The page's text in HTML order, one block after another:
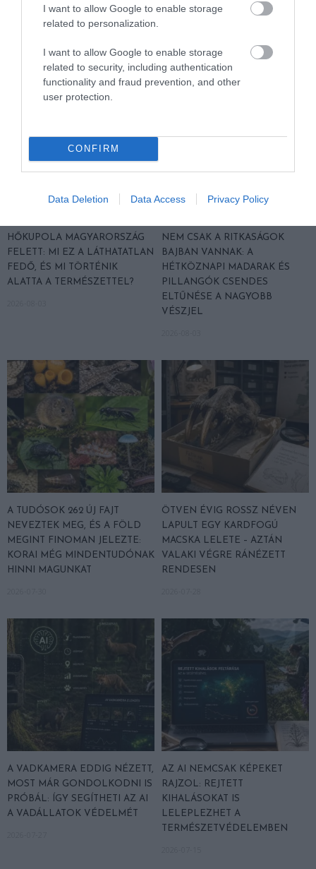
I want to allow Google to enable storage
related to personalization.
I want to allow Google to enable storage
related to security, including authentication
functionality and fraud prevention, and other
user protection.
CONFIRM
Data Deletion Data Access Privacy Policy
NYUGODT
EUKALIPTUSZRÁGCSÁLÁS
500 EDDIG ISMERETLEN
HŐKUPOLA MAGYARORSZÁG
FELETT: MI EZ A LÁTHATATLAN
FEDŐ, ÉS MI TÖRTÉNIK
ALATTA A TERMÉSZETTEL?
NEM CSAK A RITKASÁGOK
BAJBAN VANNAK: A
HÉTKÖZNAPI MADARAK ÉS
PILLANGÓK CSENDES
ELTŰNÉSE A NAGYOBB
VÉSZJEL
A TUDÓSOK 262 ÚJ FAJT
NEVEZTEK MEG, ÉS A FÖLD
MEGINT FINOMAN JELEZTE:
KORAI MÉG MINDENTUDÓNAK
HINNI MAGUNKAT
ÖTVEN ÉVIG ROSSZ NÉVEN
LAPULT EGY KARDFOGÚ
MACSKA LELETE – AZTÁN
VALAKI VÉGRE RÁNÉZETT
RENDESEN
A VADKAMERA EDDIG NÉZETT,
MOST MÁR GONDOLKODNI IS
PRÓBÁL: ÍGY SEGÍTHETI AZ AI
A VADÁLLATOK VÉDELMÉT
AZ AI NEMCSAK KÉPEKET
RAJZOL: REJTETT
KIHALÁSOKAT IS
LELEPLEZHET A
TERMÉSZETVÉDELEMBEN